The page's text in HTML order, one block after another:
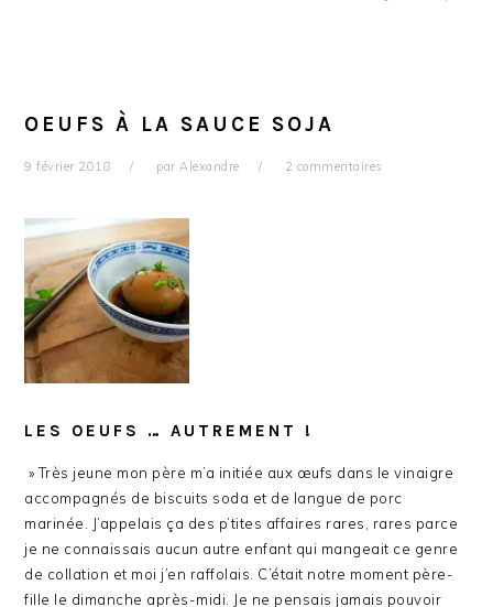
OEUFS À LA SAUCE SOJA
9 février 2018 parAlexandre 2 commentaires
LES OEUFS … AUTREMENT !
» Très jeune mon père m’a initiée aux œufs dans le vinaigre
accompagnés de biscuits soda et de langue de porc
marinée. J’appelais ça des p’tites affaires rares, rares parce
je ne connaissais aucun autre enfant qui mangeait ce genre
de collation et moi j’en raffolais. C’était notre moment père-
fille le dimanche après-midi. Je ne pensais jamais pouvoir